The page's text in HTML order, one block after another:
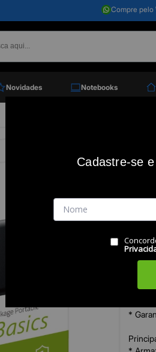
Compre pelo
Novidades Notebooks
Hd 1tb Externo Usb 3.0 Toshiba Canvio
HD
*
*
*
Cadastre-se